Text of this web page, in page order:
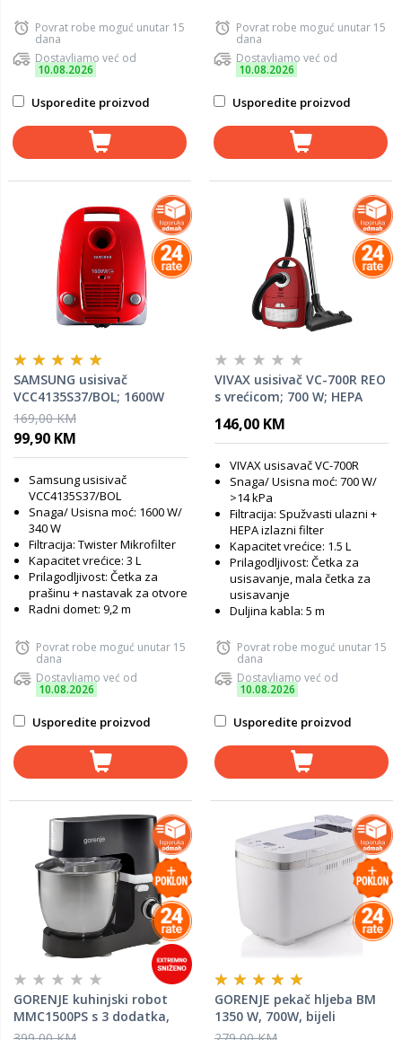
Povrat robe moguć unutar 15
dana
Dostavljamo već od
10.08.2026
Usporedite proizvod
Povrat robe moguć unutar 15
dana
Dostavljamo već od
10.08.2026
Usporedite proizvod
SAMSUNG usisivač
VCC4135S37/BOL; 1600W
169,00 KM
99,90 KM
Samsung usisivač
VCC4135S37/BOL
Snaga/ Usisna moć: 1600 W/
340 W
Filtracija: Twister Mikrofilter
Kapacitet vrećice: 3 L
Prilagodljivost: Četka za
prašinu + nastavak za otvore
Radni domet: 9,2 m
Povrat robe moguć unutar 15
dana
Dostavljamo već od
10.08.2026
Usporedite proizvod
VIVAX usisivač VC-700R REO
s vrećicom; 700 W; HEPA
146,00 KM
VIVAX usisavač VC-700R
Snaga/ Usisna moć: 700 W/
>14 kPa
Filtracija: Spužvasti ulazni +
HEPA izlazni filter
Kapacitet vrećice: 1.5 L
Prilagodljivost: Četka za
usisavanje, mala četka za
usisavanje
Duljina kabla: 5 m
Povrat robe moguć unutar 15
dana
Dostavljamo već od
10.08.2026
Usporedite proizvod
GORENJE kuhinjski robot
MMC1500PS s 3 dodatka,
1500 W, 7 L
GORENJE pekač hljeba BM
1350 W, 700W, bijeli